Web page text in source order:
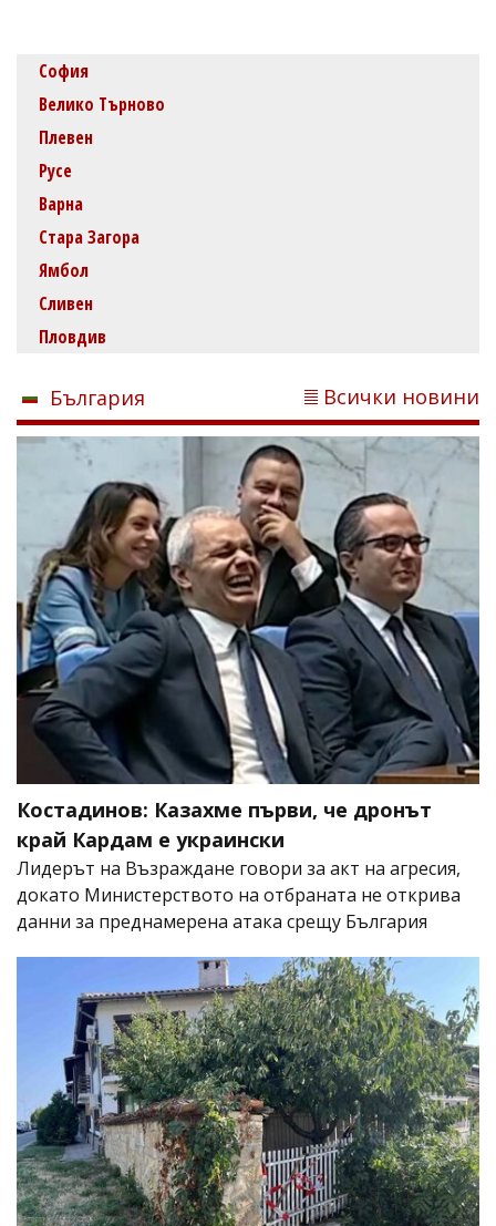
София
Велико Търново
Плевен
Русе
Варна
Стара Загора
Ямбол
Сливен
Пловдив
България Всички новини
Костадинов: Казахме първи, че дронът
край Кардам е украински
Лидерът на Възраждане говори за акт на агресия,
докато Министерството на отбраната не открива
данни за преднамерена атака срещу България